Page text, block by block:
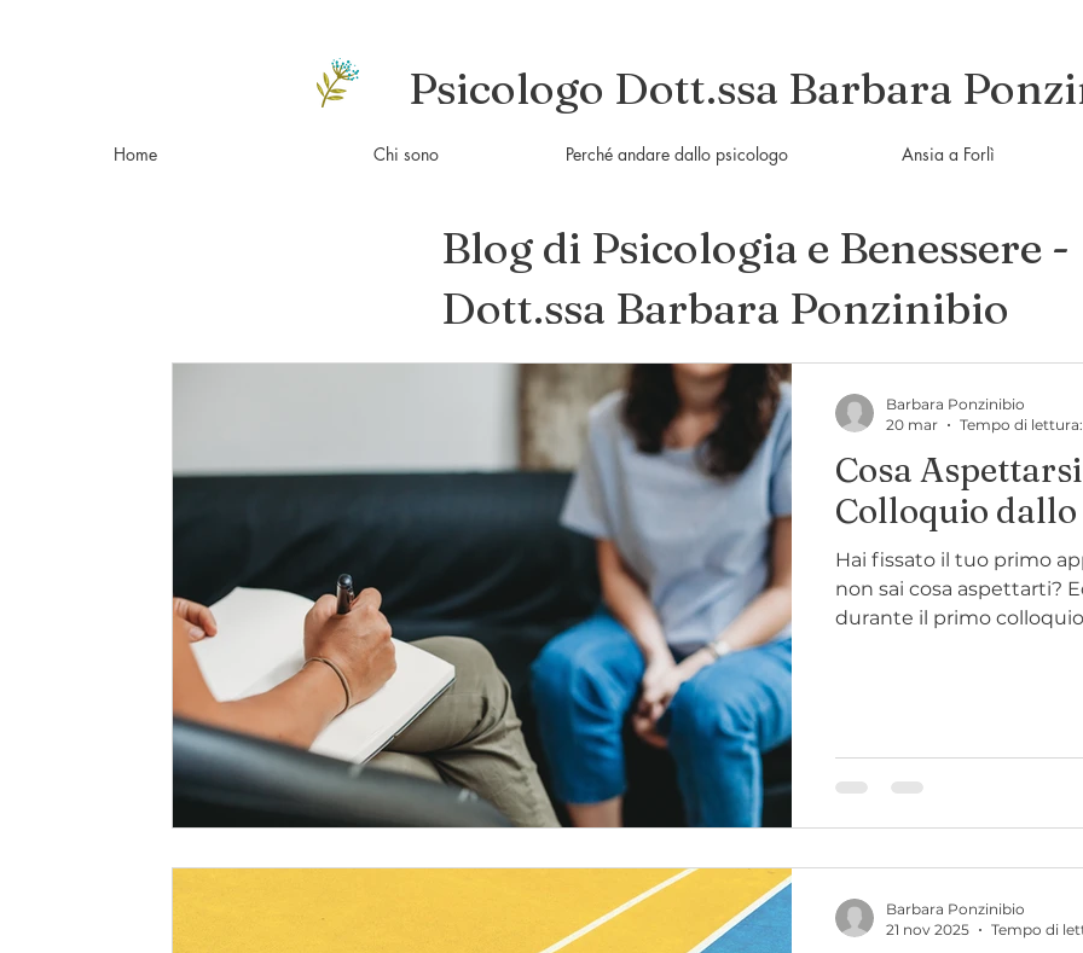
Psicologo Dott.ssa Barbara
Home Chi sono Perché andare dallo psicologo Ansia a Forlì
Blog di Psicologia e Benessere -
Dott.ssa Barbara Ponzinibio
Cosa
Colloquio
Hai fissato il tuo primo
non sai cosa aspettarti?
durante il primo
Barbara Ponzinibio
20 mar
Tempo di
Barbara Ponzinibio
21 nov 2025
Tempo di